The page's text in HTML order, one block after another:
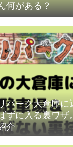
何がある？
パーク大倉庫に
ずに入る裏ワザ
介